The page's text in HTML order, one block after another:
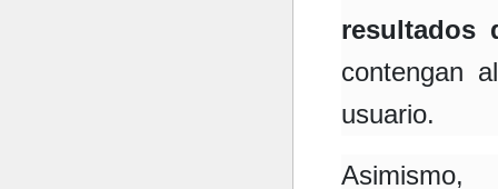
resultados
contengan
usuario.